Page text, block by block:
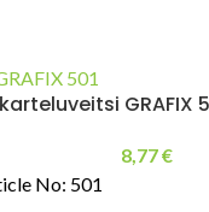
GRAFIX
8,77€
No: 501